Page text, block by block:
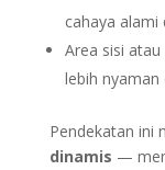
cahaya alami
Area sisi
lebih nyaman
Pendekatan ini
dinamis —